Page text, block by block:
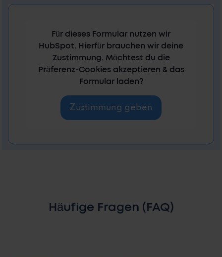
Für dieses Formular nutzen wir
HubSpot. Hierfür brauchen wir deine
Zustimmung. Möchtest du die
Präferenz-Cookies akzeptieren & das
Formular laden?
Zustimmung geben
Häufige Fragen (FAQ)